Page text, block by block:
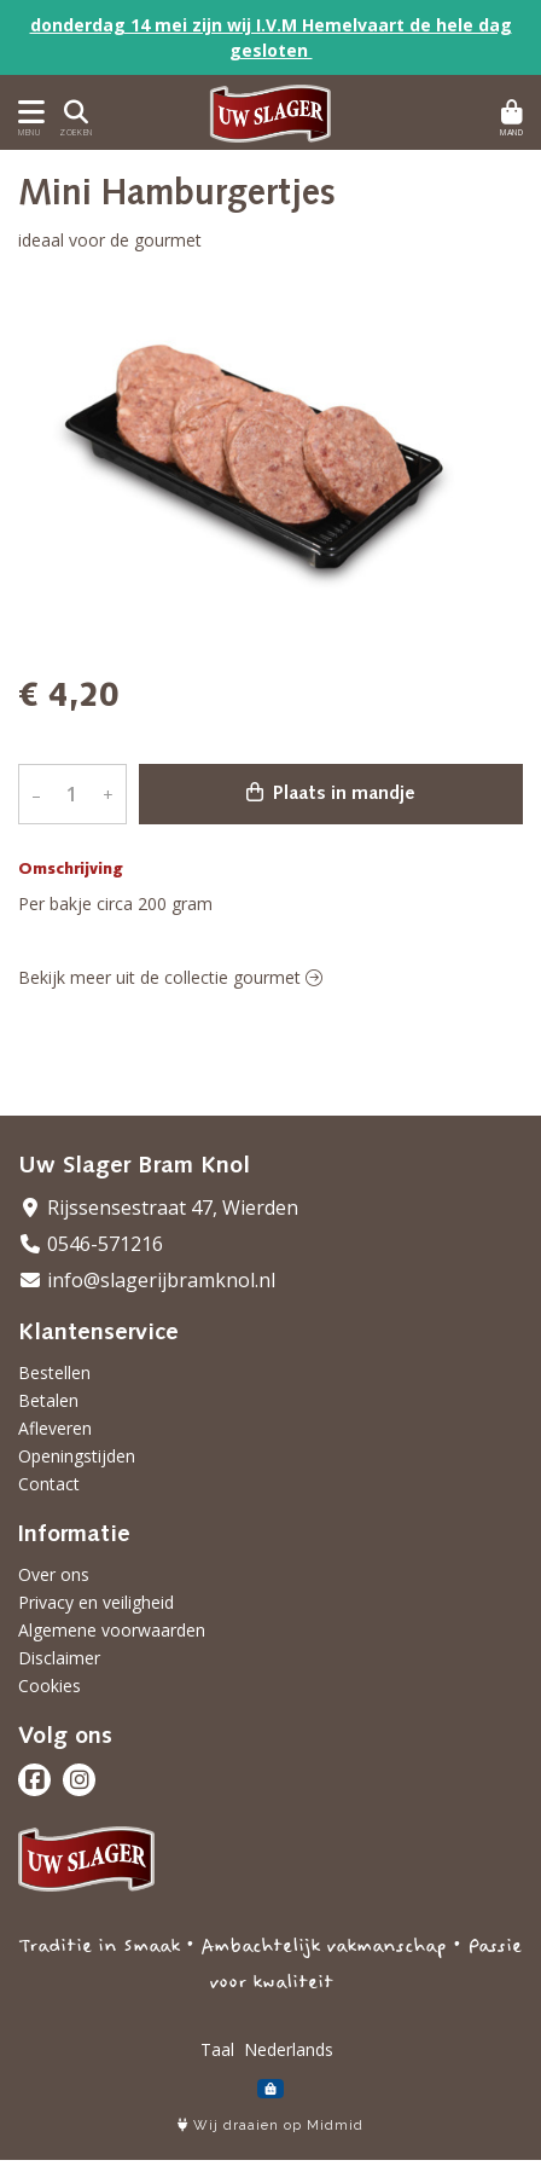
donderdag 14 mei zijn wij I.V.M Hemelvaart de hele dag
gesloten
MENU ZOEKEN MAND
Omschrijving
Per bakje circa 200 gram
Mini Hamburgertjes
ideaal voor de gourmet
€ 4,20
– + Plaats in mandje
Bekijk meer uit de collectie gourmet
Uw Slager Bram Knol
Rijssensestraat 47, Wierden
0546-571216
info@slagerijbramknol.nl
Klantenservice
Bestellen
Betalen
Afleveren
Openingstijden
Contact
Informatie
Over ons
Privacy en veiligheid
Algemene voorwaarden
Disclaimer
Cookies
Volg ons
Traditie in Smaak • Ambachtelijk vakmanschap • Passie
voor kwaliteit
Taal
Wij draaien op Midmid